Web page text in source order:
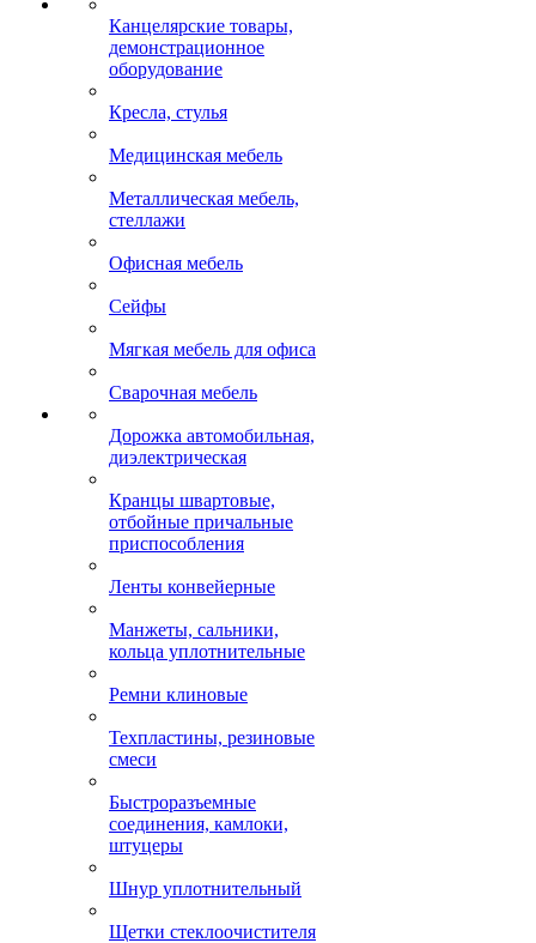
Канцелярские товары,
демонстрационное
оборудование
Кресла, стулья
Медицинская мебель
Металлическая мебель,
стеллажи
Офисная мебель
Сейфы
Мягкая мебель для офиса
Сварочная мебель
Дорожка автомобильная,
диэлектрическая
Кранцы швартовые,
отбойные причальные
приспособления
Ленты конвейерные
Манжеты, сальники,
кольца уплотнительные
Ремни клиновые
Техпластины, резиновые
смеси
Быстроразъемные
соединения, камлоки,
штуцеры
Шнур уплотнительный
Щетки стеклоочистителя